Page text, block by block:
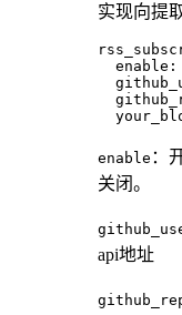
实现向提
  enable
:
enable ：
关闭。
api地址